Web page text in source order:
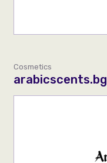
Cosmetics
arabicscents.bg